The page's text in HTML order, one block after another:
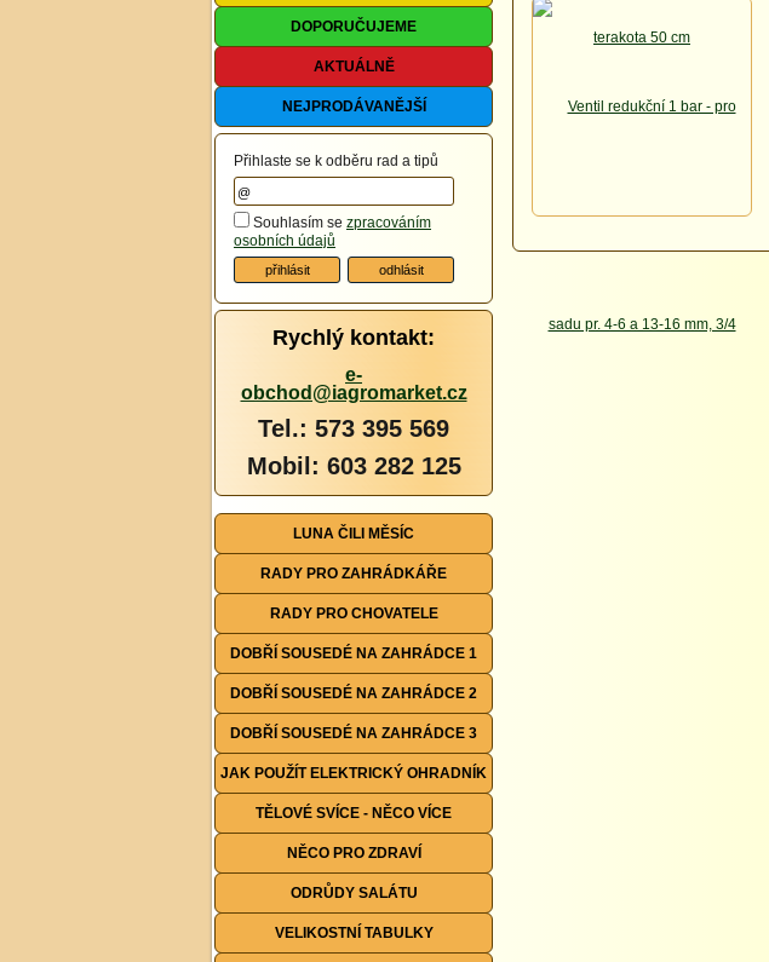
DOPORUČUJEME
AKTUÁLNĚ
NEJPRODÁVANĚJŠÍ
Přihlaste se k odběru rad a tipů
Souhlasím se zpracováním
osobních údajů
Rychlý kontakt:
e-
obchod@iagromarket.cz
Tel.: 573 395 569
Mobil: 603 282 125
LUNA ČILI MĚSÍC
RADY PRO ZAHRÁDKÁŘE
RADY PRO CHOVATELE
DOBŘÍ SOUSEDÉ NA ZAHRÁDCE 1
DOBŘÍ SOUSEDÉ NA ZAHRÁDCE 2
DOBŘÍ SOUSEDÉ NA ZAHRÁDCE 3
JAK POUŽÍT ELEKTRICKÝ OHRADNÍK
TĚLOVÉ SVÍCE - NĚCO VÍCE
NĚCO PRO ZDRAVÍ
ODRŮDY SALÁTU
VELIKOSTNÍ TABULKY